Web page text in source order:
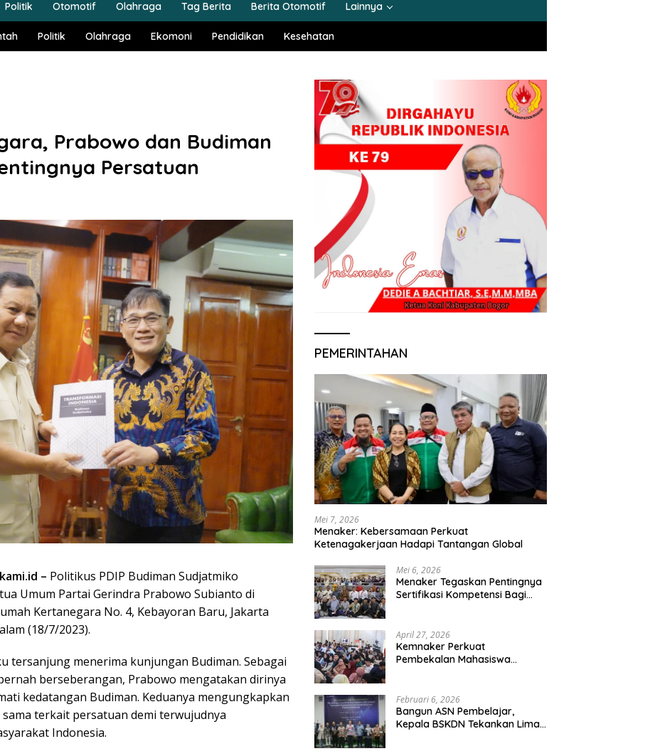
Politik Otomotif Olahraga Tag Berita Berita Otomotif Lainnya
Politik Olahraga Ekomoni Pendidikan Kesehatan
Prabowo dan Budiman
Persatuan
– Politikus PDIP Budiman Sudjatmiko
Umum Partai Gerindra Prabowo Subianto di
Kertanegara No. 4, Kebayoran Baru, Jakarta
(18/7/2023).
tersanjung menerima kunjungan Budiman. Sebagai
berseberangan, Prabowo mengatakan dirinya
kedatangan Budiman. Keduanya mengungkapkan
terkait persatuan demi terwujudnya
Indonesia.
PEMERINTAHAN
Mei 7, 2026
Menaker: Kebersamaan Perkuat
Ketenagakerjaan Hadapi Tantangan Global
Mei 6, 2026
Menaker Tegaskan Pentingnya
Sertifikasi Kompetensi Bagi
April 27, 2026
Kemnaker Perkuat
Pembekalan Mahasiswa
Februari 6, 2026
Bangun ASN Pembelajar,
Kepala BSKDN Tekankan Lima